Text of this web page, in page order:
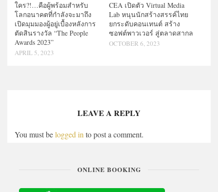
ใคร?!…คือผู้พร้อมสำหรับ
โลกอนาคตที่กำลังจะมาถึง
เปิดมุมมองผู้อยู่เบื้องหลังการ
ตัดสินรางวัล “The People
Awards 2023”
APRIL 5, 2023
CEA เปิดตัว Virtual Media
Lab หนุนนักสร้างสรรค์ไทย
ยกระดับคอนเทนต์ สร้าง
ซอฟต์พาวเวอร์ สู่ตลาดสากล
OCTOBER 6, 2023
LEAVE A REPLY
You must belogged in to post a comment.
ONLINE BOOKING